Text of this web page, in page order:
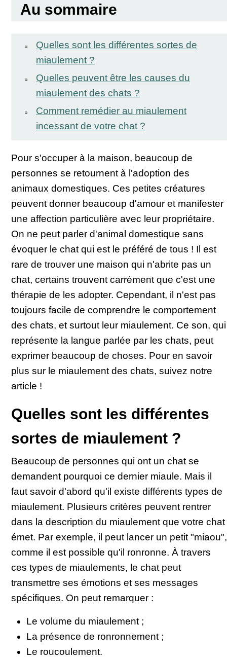
Au sommaire
Quelles sont les différentes sortes de
miaulement ?
Quelles peuvent être les causes du
miaulement des chats ?
Comment remédier au miaulement
incessant de votre chat ?
Pour s'occuper à la maison, beaucoup de
personnes se retournent à l'adoption des
animaux domestiques. Ces petites créatures
peuvent donner beaucoup d'amour et manifester
une affection particulière avec leur propriétaire.
On ne peut parler d'animal domestique sans
évoquer le chat qui est le préféré de tous ! Il est
rare de trouver une maison qui n'abrite pas un
chat, certains trouvent carrément que c'est une
thérapie de les adopter. Cependant, il n'est pas
toujours facile de comprendre le comportement
des chats, et surtout leur miaulement. Ce son, qui
représente la langue parlée par les chats, peut
exprimer beaucoup de choses. Pour en savoir
plus sur le miaulement des chats, suivez notre
article !
Quelles sont les différentes
sortes de miaulement ?
Beaucoup de personnes qui ont un chat se
demandent pourquoi ce dernier miaule. Mais il
faut savoir d'abord qu'il existe différents types de
miaulement. Plusieurs critères peuvent rentrer
dans la description du miaulement que votre chat
émet. Par exemple, il peut lancer un petit "miaou",
comme il est possible qu'il ronronne. À travers
ces types de miaulements, le chat peut
transmettre ses émotions et ses messages
spécifiques. On peut remarquer :
Le volume du miaulement ;
La présence de ronronnement ;
Le roucoulement.